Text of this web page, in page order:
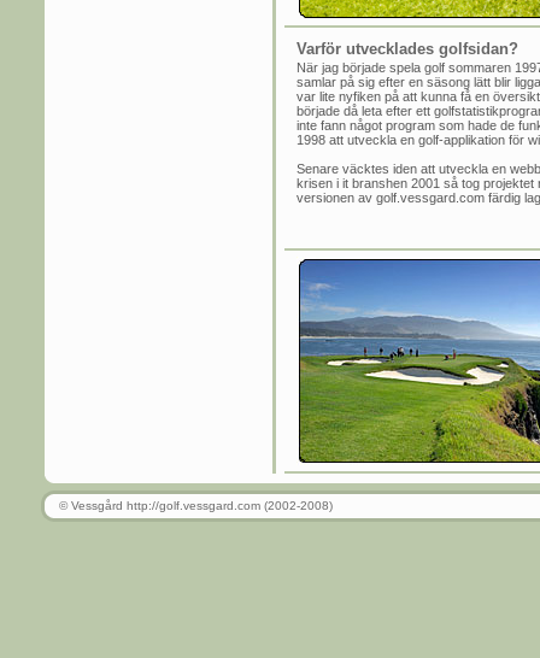
Varför utvecklades golfsidan?
När jag började spela golf sommaren
samlar på sig efter en säsong lätt blir
var lite nyfiken på att kunna få en
började då leta efter ett
inte fann något program som hade de
1998 att utveckla en golf-applikation för
Senare väcktes iden att utveckla en
krisen i it branshen 2001 så tog
versionen av golf.vessgard.com färdig
© Vessgård http://golf.vessgard.com (2002-2008)